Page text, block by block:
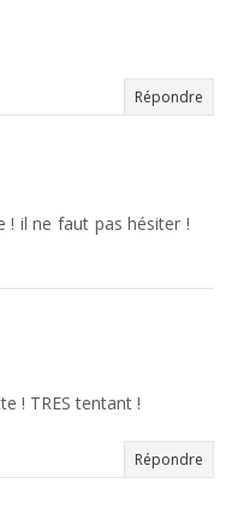
Répondre
! il ne faut pas hésiter !
! TRES tentant !
Répondre